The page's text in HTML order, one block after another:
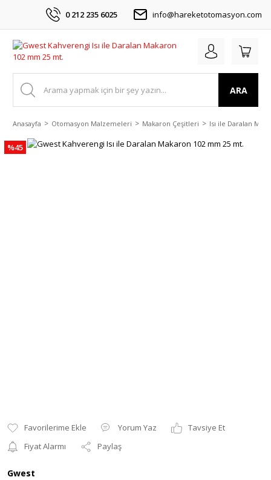
0 212 235 6025 info@hareketotomasyon.com
ARA
Anasayfa Otomasyon Malzemeleri Makaron Çeşitleri Isı ile Daralan
%45
Yorum Yaz
Tavsiye Et
Fiyat Alarmı
Paylaş
Gwest